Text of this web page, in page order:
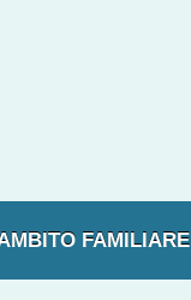
FAMILIARE